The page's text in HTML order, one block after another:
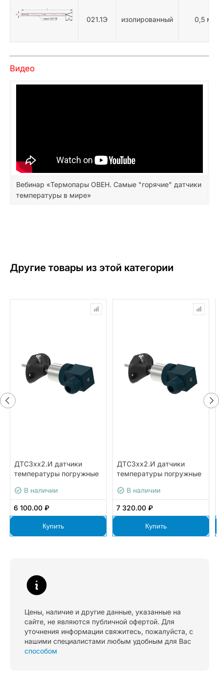
021.1Э изолированный 0,5 мм
Видео
Вебинар «Термопары ОВЕН. Самые "горячие" датчики
температуры в мире»
Другие товары из этой категории
ДТС3хх2.И датчики
температуры погружные
ОВК/HVAC с выходным
ДТС3042-
0,5.6.60.G1/2.И.НП [12]
В наличии
6 100.00 ₽
Купить
ДТС3хх2.И датчики
температуры погружные
ОВК/HVAC с выходным
ДТС3222-0,5.50.И.НП
В наличии
7 320.00 ₽
Купить
Цены, наличие и другие данные, указанные на
сайте, не являются публичной офертой. Для
уточнения информации свяжитесь, пожалуйста, с
нашими специалистами любым удобным для Вас
способом